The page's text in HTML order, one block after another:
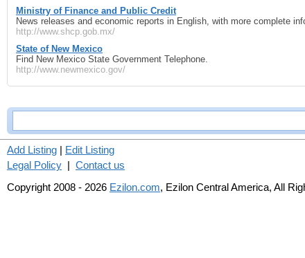
Ministry of Finance and Public Credit
News releases and economic reports in English, with more complete
http://www.shcp.gob.mx/
State of New Mexico
Find New Mexico State Government Telephone.
http://www.newmexico.gov/
Add Listing | Edit Listing
Legal Policy | Contact us
Copyright 2008 - 2026 Ezilon.com, Ezilon Central America, All